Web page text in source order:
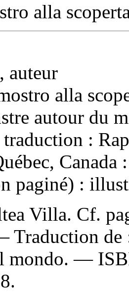
alla
auteur
alla
autour du
:
paginé) :
Villa. Cf.
Traduction
mondo. —
.